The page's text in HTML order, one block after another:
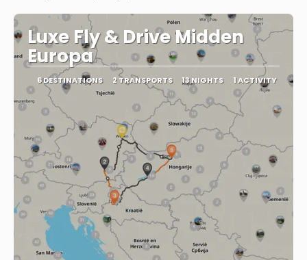
Luxe Fly & Drive Midden
Europa
6 DESTINATIONS 2 TRANSPORTS 13 NIGHTS 1 ACTIVITY